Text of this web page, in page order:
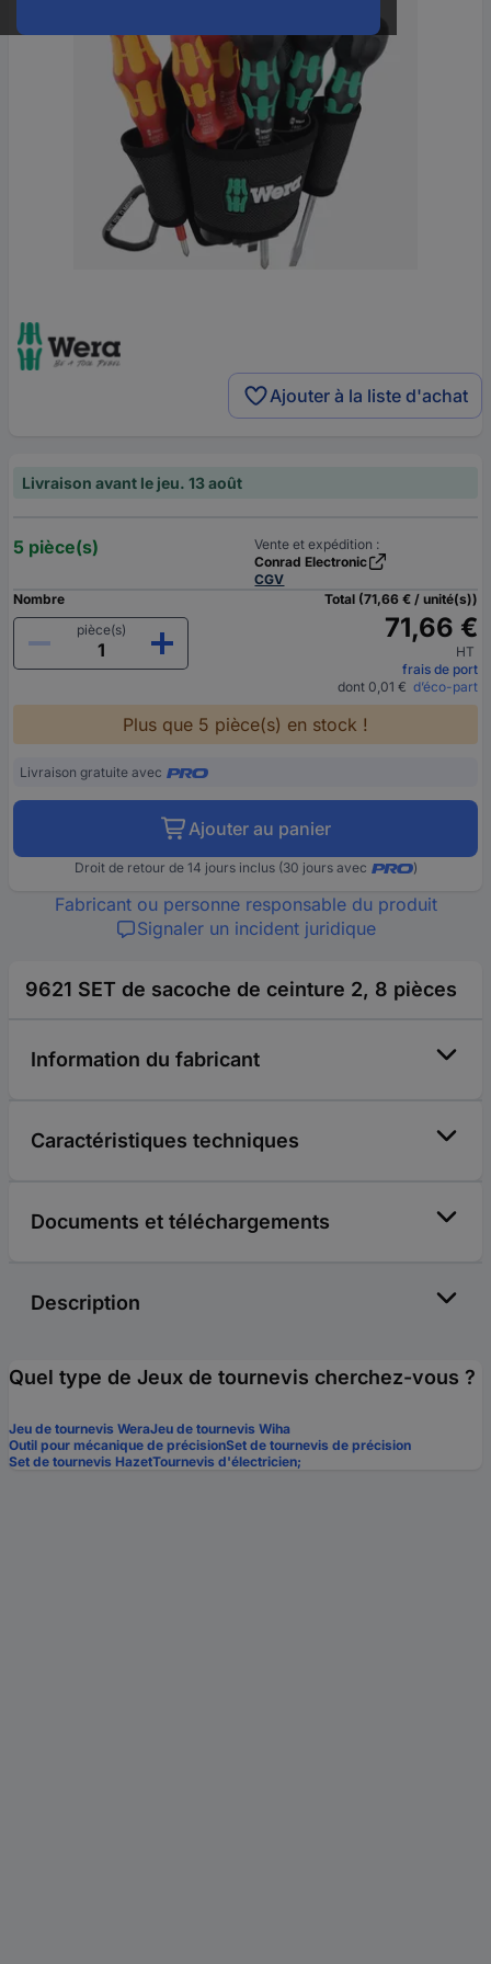
Ajouter à la liste d'achat
Livraison avant le jeu. 13 août
5 pièce(s)
Vente et expédition :
Conrad Electronic
CGV
Nombre
pièce(s)
Total (71,66 € / unité(s))
71,66 €
HT
frais de port
dont 0,01 € d’éco-part
Plus que 5 pièce(s) en stock !
Livraison gratuite avec
Ajouter au panier
Droit de retour de 14 jours inclus (30 jours avec )
Fabricant ou personne responsable du produit
Signaler un incident juridique
9621 SET de sacoche de ceinture 2, 8 pièces
Information du fabricant
Caractéristiques techniques
Documents et téléchargements
Description
Quel type de Jeux de tournevis cherchez-vous ?
Jeu de tournevis WeraJeu de tournevis Wiha
Outil pour mécanique de précisionSet de tournevis de précision
Set de tournevis HazetTournevis d'électricien;